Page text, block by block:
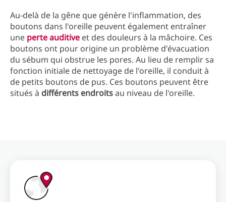
Au-delà de la gêne que génère l'inflammation, des
boutons dans l'oreille peuvent également entraîner
une perte auditive et des douleurs à la mâchoire. Ces
boutons ont pour origine un problème d'évacuation
du sébum qui obstrue les pores. Au lieu de remplir sa
fonction initiale de nettoyage de l'oreille, il conduit à
de petits boutons de pus. Ces boutons peuvent être
situés à différents endroitsau niveau de l'oreille.